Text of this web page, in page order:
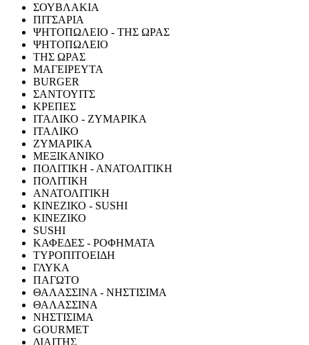
ΣΟΥΒΛΑΚΙΑ
ΠΙΤΣΑΡΙΑ
ΨΗΤΟΠΩΛΕΙΟ - ΤΗΣ ΩΡΑΣ
ΨΗΤΟΠΩΛΕΙΟ
ΤΗΣ ΩΡΑΣ
ΜΑΓΕΙΡΕΥΤΑ
BURGER
ΣΑΝΤΟΥΙΤΣ
ΚΡΕΠΕΣ
ΙΤΑΛΙΚΟ - ΖΥΜΑΡΙΚΑ
ΙΤΑΛΙΚΟ
ΖΥΜΑΡΙΚΑ
ΜΕΞΙΚΑΝΙΚΟ
ΠΟΛΙΤΙΚΗ - ΑΝΑΤΟΛΙΤΙΚΗ
ΠΟΛΙΤΙΚΗ
ΑΝΑΤΟΛΙΤΙΚΗ
ΚΙΝΕΖΙΚΟ - SUSHI
ΚΙΝΕΖΙΚΟ
SUSHI
ΚΑΦΕΔΕΣ - ΡΟΦΗΜΑΤΑ
ΤΥΡΟΠΙΤΟΕΙΔΗ
ΓΛΥΚΑ
ΠΑΓΩΤΟ
ΘΑΛΑΣΣΙΝΑ - ΝΗΣΤΙΣΙΜΑ
ΘΑΛΑΣΣΙΝΑ
ΝΗΣΤΙΣΙΜΑ
GOURMET
ΔΙΑΙΤΗΣ